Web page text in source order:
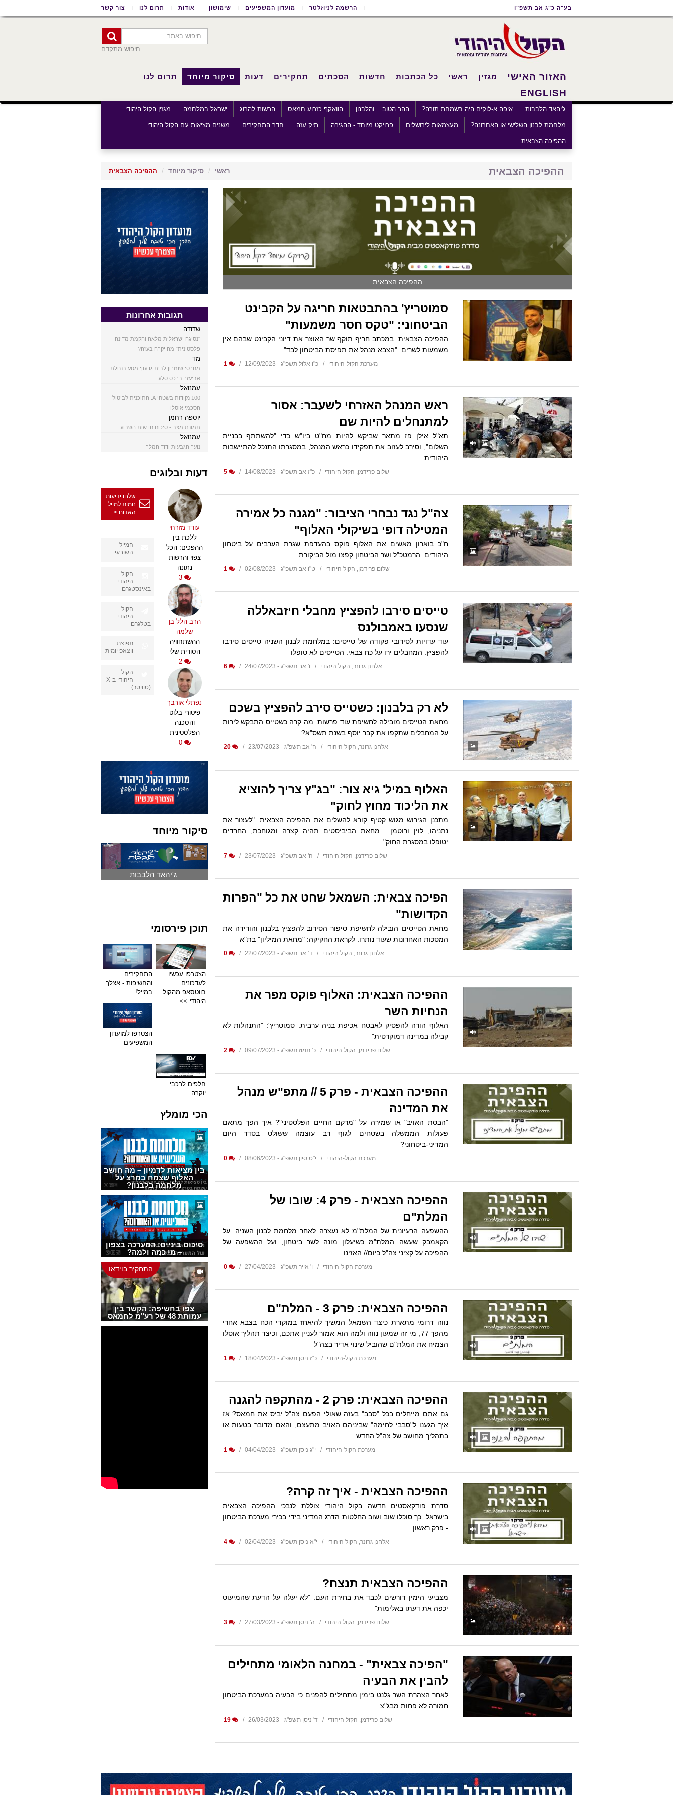
נגישות
ראשי
ראשי
בע"ה כ"ג אב תשפ"ו הרשמה לניוזלטר מועדון המשפיעים שימושון אודות תרום לנו צור קשר
חיפוש מתקדם
האזור האישי מגזין ראשי כל הכתבות חדשות הסכתים תחקירים דעות סיקור מיוחד
ג'יהאד הלבבות איפה א-לוקים היה בשמחת תורה? ההר הטוב... והלבנון הוואקף כזרוע חמאס הרשות להרוג ישראל במלחמה מגזין הקול היהודי
מלחמת לבנון השלישי או האחרונה? מעצמאות לירושלים פרויקט מיוחד - ההגירה תיק עזה חדר התחקירים משנים מציאות עם הקול היהודי
ההפיכה הצבאית
תרום לנו
ENGLISH
ההפיכה הצבאית ראשי סיקור מיוחד ההפיכה הצבאית
ההפיכה הצבאית
סמוטריץ' בהתבטאות חריגה על הקבינט
הביטחוני: "טקס חסר משמעות"
ההפיכה הצבאית: במכתב חריף תוקף שר האוצר את דיוני הקבינט שבהם אין
משמעות לשרים: "הצבא מנהל את תפיסת הביטחון לבד"
מערכת הקול-היהודי כ"ו אלול תשפ"ג - 12/09/2023 1
ראש המנהל האזרחי לשעבר: אסור
למתנחלים להיות שם
תא"ל אילן פז מתאר שביקש להיות מח"ט ביו"ש כדי "להשתתף בבניית
השלום", וסירב לעזוב את תפקידו כראש המנהל, במסגרתו התנכל להתיישבות
היהודית
שלום פרידמן, הקול היהודי כ"ז אב תשפ"ג - 14/08/2023 5
צה"ל נגד נבחרי הציבור: "מגנה כל אמירה
המטילה דופי בשיקולי האלוף"
ח"כ בוארון מאשים את האלוף פוקס בהעדפת שגרת הערבים על ביטחון
היהודים. הרמטכ"ל ושר הביטחון קפצו מול הביקורת
שלום פרידמן, הקול היהודי ט"ו אב תשפ"ג - 02/08/2023 1
טייסים סירבו להפציץ מחבלי חיזבאללה
שנסעו באמבולנס
עוד עדויות לסירובי פקודה של טייסים: במלחמת לבנון השניה טייסים סירבו
להפציץ. המחבלים ירו על כח צבאי. הטייסים לא טופלו
אלחנן גרונר, הקול היהודי ו' אב תשפ"ג - 24/07/2023 6
לא רק בלבנון: כשטייס סירב להפציץ בשכם
מחאת הטייסים מובילה לחשיפת עוד פרשות. מה קרה כשטייס התבקש לירות
על המחבלים שתקפו את קבר יוסף בשנת תשס"א?
אלחנן גרונר, הקול היהודי ה' אב תשפ"ג - 23/07/2023 20
האלוף במיל' גיא צור: "בג"ץ צריך להוציא
את הליכוד מחוץ לחוק"
מתכנן הגירוש מגוש קטיף קורא להשלים את ההפיכה הצבאית: "לעצור את
נתניהו, לוין ורוטמן... מחאת הביביסטים תהיה קצרה ומגוחכת, החרדים
יטופלו במסגרת החוק"
שלום פרידמן, הקול היהודי ה' אב תשפ"ג - 23/07/2023 7
הפיכה צבאית: השמאל שחט את כל "הפרות
הקדושות"
מחאת הטייסים הובילה לחשיפת סיפור הסירוב להפציץ בלבנון והורידה את
המסכות האחרונות שעוד נותרו. לקראת החקיקה: "מחאת המיליון" בת"א
אלחנן גרונר, הקול היהודי ד' אב תשפ"ג - 22/07/2023 0
ההפיכה הצבאית: האלוף פוקס מפר את
הנחיות השר
האלוף הורה להפסיק לאבטח אכיפת בניה ערבית. סמוטריץ': "התנהלות לא
קבילה במדינה דמוקרטית"
שלום פרידמן, הקול היהודי כ' תמוז תשפ"ג - 09/07/2023
ההפיכה הצבאית - פרק 5 // מתפ"ש מנהל
את המדינה
"הבסת האויב" או שמירה על "מרקם החיים הפלסטיני"? איך הפך מתאם
פעולות הממשלה בשטחים לגוף רב עוצמה ששולט בסדר היום
המדיני-ביטחוני?
מערכת הקול-היהודי י"ט סיון תשפ"ג - 08/06/2023 0
ההפיכה הצבאית - פרק 4: שובו של
המלת"ם
ההשפעה הרעיונית של המלת"מ לא נעצרה לאחר מלחמת לבנון השניה. על
הקאמבק שעשה המלת"מ כשיעלון מונה לשר ביטחון, ועל ההשפעה של
ההפיכה על קציני צה"ל כיום// האזינו
מערכת הקול-היהודי ו' אייר תשפ"ג - 27/04/2023 0
ההפיכה הצבאית: פרק 3 - המלת"ם
נווה דרומי מתארת כיצד השמאל המשיך להיאחז במוקדי הכח בצבא אחרי
מהפך 77, מי זה שמעון נווה ולמה הוא אמור לעניין אתכם, וכיצד תהליך אוסלו
הצמיח את המלת"ם שהוביל שינוי אדיר בצה"ל
מערכת הקול-היהודי כ"ז ניסן תשפ"ג - 18/04/2023
ההפיכה הצבאית: פרק 2 - מהתקפה להגנה
גם אתם מייחלים בכל "סבב" בעזה שאולי הפעם צה"ל יביס את חמאס? אז
איך הגענו ל"סבבי לחימה" שביניהם האויב מתעצם, והאם מדובר בטעות או
בתהליך מחושב של צה"ל החדש
מערכת הקול-היהודי י"ג ניסן תשפ"ג - 04/04/2023
ההפיכה הצבאית - איך זה קרה?
סדרת פודקאסטים חדשה בקול היהודי צוללת לנבכי ההפיכה הצבאית
בישראל. כך סוכלו שוב ושוב החלטות הדרג המדיני בידי בכירי מערכת הביטחון
- פרק ראשון
אלחנן גרונר, הקול היהודי י"א ניסן תשפ"ג - 02/04/2023 4
ההפיכה הצבאית תנצח?
מצביעי הימין דורשים לכבד את בחירת העם. "לא יעלה על הדעת שהמיעוט
יכפה את דעתו באלימות"
שלום פרידמן, הקול היהודי ה' ניסן תשפ"ג - 27/03/2023 3
"הפיכה צבאית" - במחנה הלאומי מתחילים
להבין את הבעיה
לאחר הצהרת השר גלנט בימין מתחילים להפנים כי הבעיה במערכת הביטחון
חמורה לא פחות מבג"צ
שלום פרידמן, הקול היהודי ד' ניסן תשפ"ג - 26/03/2023 19
תגובות אחרונות
שדודה
"נסיגה ישראלית מלאה והקמת מדינה
פלסטינית" מה יקרה בעזה?
מד
מחרסי שומרון לבית גדעון: מסע בנחלת
אביעזר ברכס סלע
עמנואל
100 נקודות בשטחי A: התוכנית לביטול
הסכמי אוסלו
יוספה רחמן
תמונת מצב - סיכום חדשות השבוע
עמנואל
נוער הגבעות ודוד המלך
דעות ובלוגים
עודד מזרחי
ללכת בין
ההפכים: הכל
צפוי והרשות
נתונה
3
הרב הלל בן
שלמה
ההשתחוויה
הסודית שלי
2
נפתלי אורבך
פיטורי בלוט
והסכנה
הפלסטינית
0
שלחו ידיעות
חמות למייל
האדום >
המייל
השובעי
הקול
היהודי
באינסטגרם
הקול
היהודי
בטלגרם
תפוצת
ווצאפ יומית
הקול
היהודי ב-X
(טוויטר)
סיקור מיוחד
ג'יהאד הלבבות
תוכן פירסומי
הצטרפו עכשיו
לעדכונים
בווטסאפ מהקול
היהודי >>
התחקירים
והחשיפות - אצלך
במייל!
הצטרפו למועדון
המשפיעים
חלפים לרכבי
יוקרה
הכי מומלץ
בין מציאות לדמיון – מה חושב
האלוף שצמח במרצ על
מלחמה בלבנון?
סיכום ביניים: המערכה בצפון
– מי כמה ולמה?
התחקיר בוידאו
צפו בחשיפה: הקשר בין
עמותת 48 של רע"מ לחמאס